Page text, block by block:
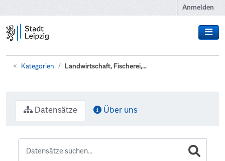
Anmelden
Kategorien Landwirtschaft, Fischerei,...
Datensätze Über uns